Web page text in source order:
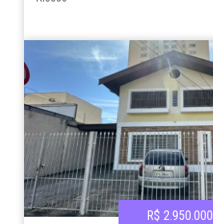
R$ 2.950.000